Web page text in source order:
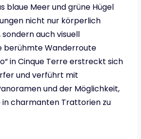
blaue Meer und grüne Hügel
nicht nur körperlich
auch visuell
berühmte Wanderroute
in Cinque Terre erstreckt sich
und verführt mit
und der Möglichkeit,
in charmanten Trattorien zu